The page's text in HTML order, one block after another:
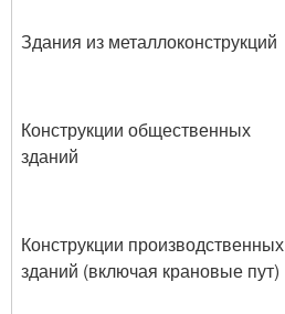
Здания из металлоконструкций
Конструкции общественных
зданий
Конструкции производственных
зданий (включая крановые пут)